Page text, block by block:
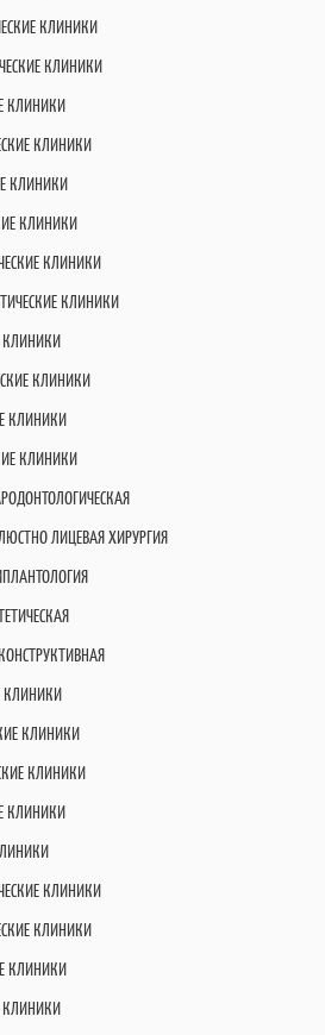
КЛИНИКИ
КЛИНИКИ
КЛИНИКИ
КЛИНИКИ
КЛИНИКИ
КЛИНИКИ
КЛИНИКИ
КЛИНИКИ
КЛИНИКИ
КЛИНИКИ
КЛИНИКИ
КЛИНИКИ
ЛИЦЕВАЯ ХИРУРГИЯ
КЛИНИКИ
КЛИНИКИ
КЛИНИКИ
КЛИНИКИ
КЛИНИКИ
КЛИНИКИ
КЛИНИКИ
КЛИНИКИ